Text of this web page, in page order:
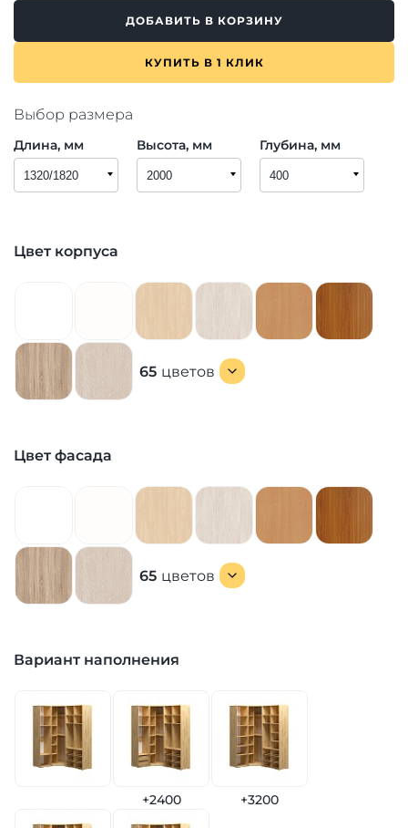
ДОБАВИТЬ В КОРЗИНУ
КУПИТЬ В 1 КЛИК
Выбор размера
Длина, мм Высота, мм Глубина, мм
Цвет корпуса
65 цветов
Цвет фасада
65 цветов
Вариант наполнения
+2400 +3200